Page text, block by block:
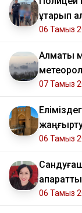
құтқарып
06 Тамыз
Алматы
07 Тамыз
06 Тамыз
06 Тамыз